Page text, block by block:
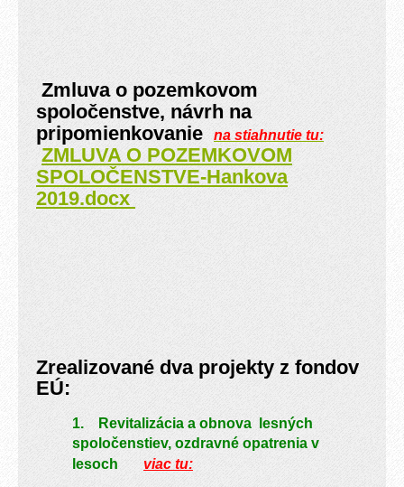
Zmluva o pozemkovom
spoločenstve, návrh na
pripomienkovanie
na stiahnutie tu:
ZMLUVA O POZEMKOVOM
SPOLOČENSTVE-Hankova
2019.docx
Zrealizované dva projekty z fondov
EÚ:
1. Revitalizácia a obnova lesných
spoločenstiev, ozdravné opatrenia v
lesoch viac tu: